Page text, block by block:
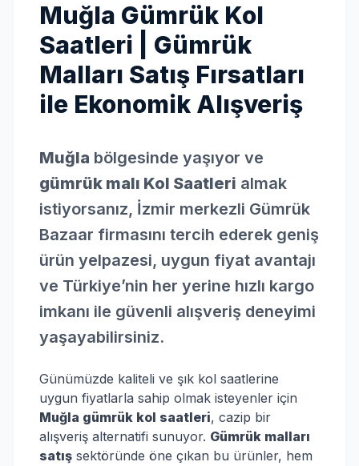
Muğla Gümrük Kol
Saatleri | Gümrük
Malları Satış Fırsatları
ile Ekonomik Alışveriş
Muğla bölgesinde yaşıyor ve
gümrük malı Kol Saatleri almak
istiyorsanız, İzmir merkezli Gümrük
Bazaar firmasını tercih ederek geniş
ürün yelpazesi, uygun fiyat avantajı
ve Türkiye’nin her yerine hızlı kargo
imkanı ile güvenli alışveriş deneyimi
yaşayabilirsiniz.
Günümüzde kaliteli ve şık kol saatlerine
uygun fiyatlarla sahip olmak isteyenler için
Muğla gümrük kol saatleri, cazip bir
alışveriş alternatifi sunuyor. Gümrük malları
satış sektöründe öne çıkan bu ürünler, hem